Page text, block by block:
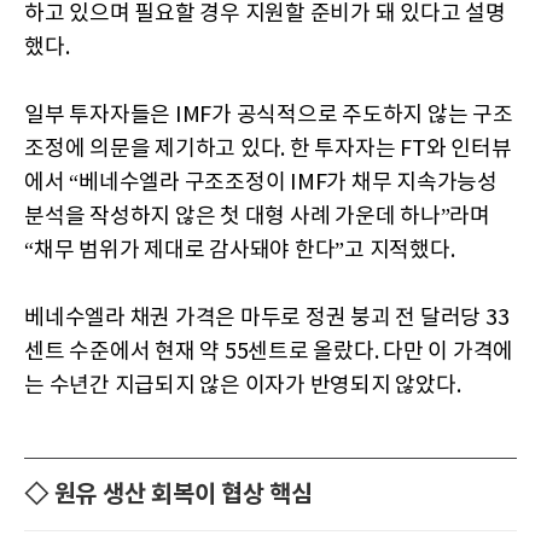
하고 있으며 필요할 경우 지원할 준비가 돼 있다고 설명
했다.
일부 투자자들은 IMF가 공식적으로 주도하지 않는 구조
조정에 의문을 제기하고 있다. 한 투자자는 FT와 인터뷰
에서 “베네수엘라 구조조정이 IMF가 채무 지속가능성
분석을 작성하지 않은 첫 대형 사례 가운데 하나”라며
“채무 범위가 제대로 감사돼야 한다”고 지적했다.
베네수엘라 채권 가격은 마두로 정권 붕괴 전 달러당 33
센트 수준에서 현재 약 55센트로 올랐다. 다만 이 가격에
는 수년간 지급되지 않은 이자가 반영되지 않았다.
◇ 원유 생산 회복이 협상 핵심